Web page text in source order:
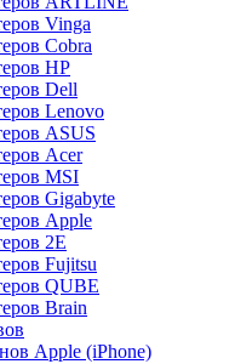
Vinga
Cobra
HP
Dell
Lenovo
ASUS
Acer
MSI
Gigabyte
Apple
2E
Fujitsu
QUBE
Brain
Apple (iPhone)